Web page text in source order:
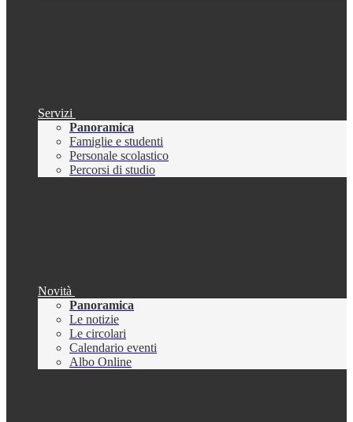
Servizi
Panoramica
Famiglie e studenti
Personale scolastico
Percorsi di studio
Novità
Panoramica
Le notizie
Le circolari
Calendario eventi
Albo Online